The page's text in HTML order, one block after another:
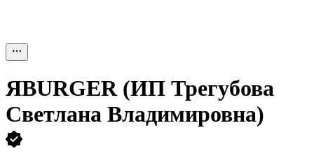
ЯBURGER (ИП Трегубова
Светлана Владимировна)